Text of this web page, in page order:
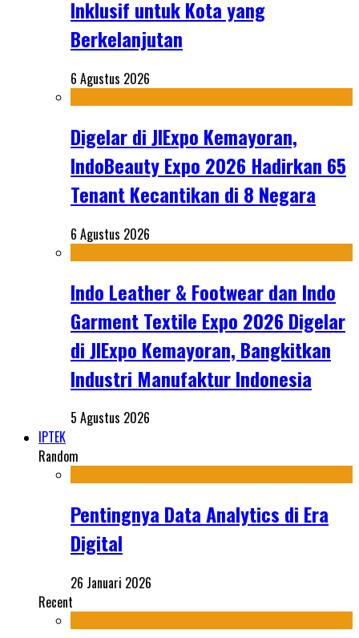
Inklusif untuk Kota yang
Berkelanjutan
6 Agustus 2026
Digelar di JIExpo Kemayoran,
IndoBeauty Expo 2026 Hadirkan 65
Tenant Kecantikan di 8 Negara
6 Agustus 2026
Indo Leather & Footwear dan Indo
Garment Textile Expo 2026 Digelar
di JIExpo Kemayoran, Bangkitkan
Industri Manufaktur Indonesia
5 Agustus 2026
IPTEK
Random
Pentingnya Data Analytics di Era
Digital
26 Januari 2026
Recent